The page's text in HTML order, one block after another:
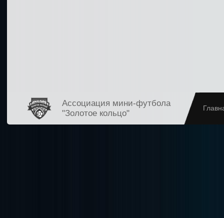
Ассоциация мини-футбола
"Золотое кольцо"